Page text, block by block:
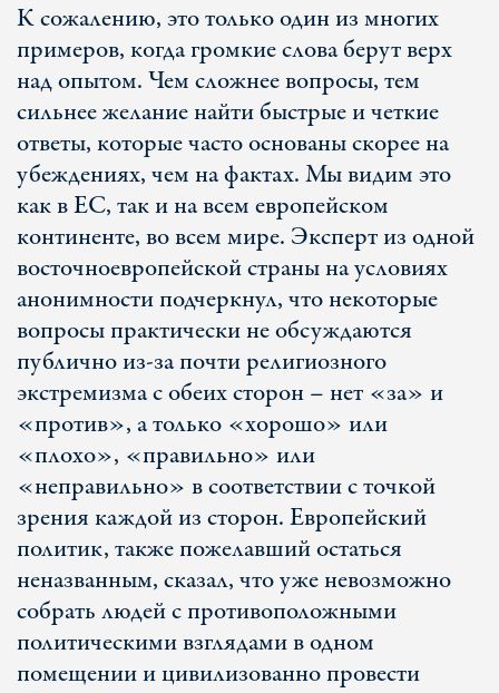
К сожалению, это только один из многих
примеров, когда громкие слова берут верх
над опытом. Чем сложнее вопросы, тем
сильнее желание найти быстрые и четкие
ответы, которые часто основаны скорее на
убеждениях, чем на фактах. Мы видим это
как в ЕС, так и на всем европейском
континенте, во всем мире. Эксперт из одной
восточноевропейской страны на условиях
анонимности подчеркнул, что некоторые
вопросы практически не обсуждаются
публично из-за почти религиозного
экстремизма с обеих сторон – нет «за» и
«против», а только «хорошо» или
«плохо», «правильно» или
«неправильно» в соответствии с точкой
зрения каждой из сторон. Европейский
политик, также пожелавший остаться
неназванным, сказал, что уже невозможно
собрать людей с противоположными
политическими взглядами в одном
помещении и цивилизованно провести